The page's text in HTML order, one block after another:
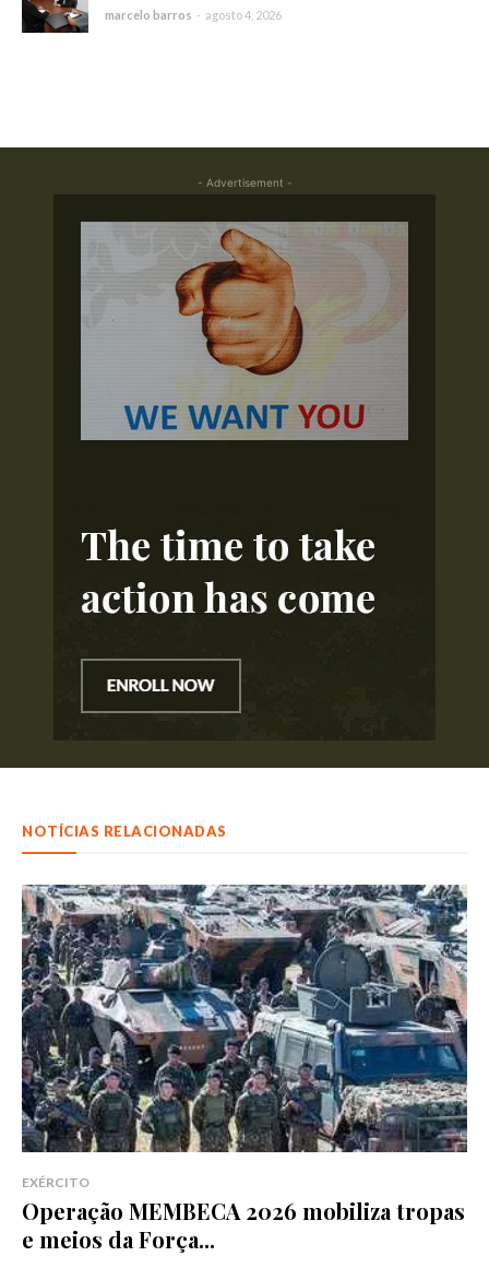
marcelo barros - agosto 4, 2026
- Advertisement -
NOTÍCIAS RELACIONADAS
EXÉRCITO
Operação MEMBECA 2026 mobiliza tropas
e meios da Força...